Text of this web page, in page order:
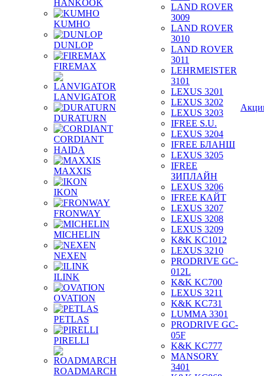
HANKOOK
KUMHO
DUNLOP
FIREMAX
LANVIGATOR
DURATURN
CORDIANT
HAIDA
MAXXIS
IKON
FRONWAY
MICHELIN
NEXEN
ILINK
OVATION
PETLAS
PIRELLI
ROADMARCH
LAND ROVER
3009
LAND ROVER
3010
LAND ROVER
3011
LEHRMEISTER
3101
LEXUS 3201
LEXUS 3202
LEXUS 3203
IFREE S.U.
LEXUS 3204
IFREE БЛАНШ
LEXUS 3205
IFREE
ЗИПЛАЙН
LEXUS 3206
IFREE КАЙТ
LEXUS 3207
LEXUS 3208
LEXUS 3209
K&K KC1012
LEXUS 3210
PRODRIVE GC-
012L
K&K KC700
LEXUS 3211
K&K KC731
LUMMA 3301
PRODRIVE GC-
05F
K&K KC777
MANSORY
3401